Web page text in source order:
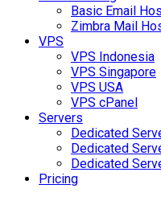
Basic Email
Zimbra Mail
VPS
VPS Indonesia
VPS Singapore
VPS USA
VPS cPanel
Servers
Dedicated
Dedicated
Dedicated
Pricing